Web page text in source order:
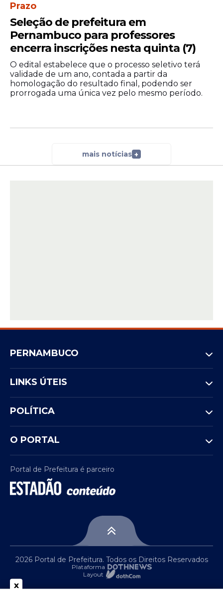
Prazo
Seleção de prefeitura em
Pernambuco para professores
encerra inscrições nesta quinta (7)
O edital estabelece que o processo seletivo terá
validade de um ano, contada a partir da
homologação do resultado final, podendo ser
prorrogada uma única vez pelo mesmo período.
mais notícias +
PERNAMBUCO
LINKS ÚTEIS
POLÍTICA
O PORTAL
Portal de Prefeitura é parceiro
2026 Portal de Prefeitura. Todos os Direitos Reservados
Plataforma
Layout
x